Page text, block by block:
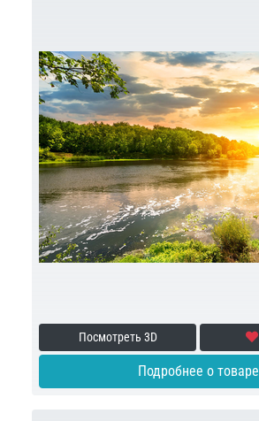
Посмотреть 3D
Подробнее о товаре